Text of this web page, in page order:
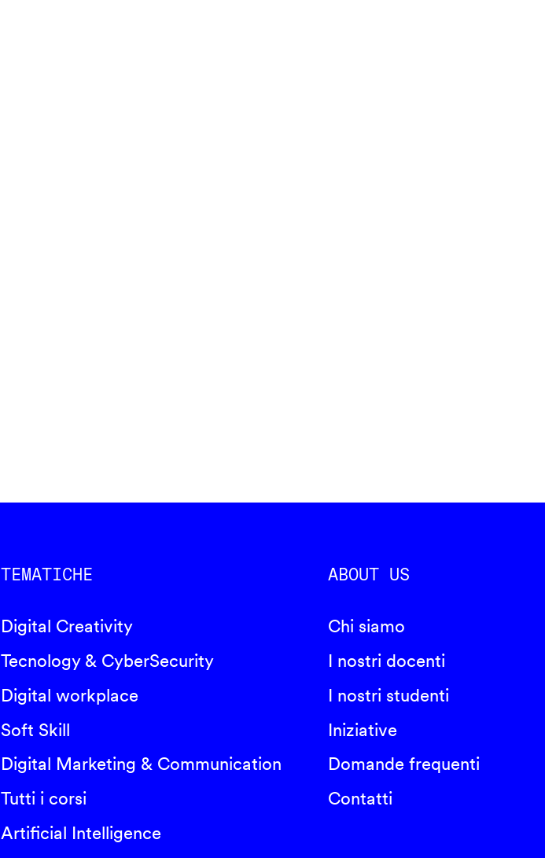
TEMATICHE
Digital Creativity
Tecnology & CyberSecurity
Digital workplace
Soft Skill
Digital Marketing & Communication
Tutti i corsi
Artificial Intelligence
ABOUT US
Chi siamo
I nostri docenti
I nostri studenti
Iniziative
Domande frequenti
Contatti